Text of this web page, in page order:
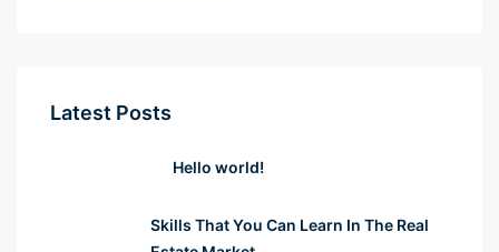
Latest Posts
Hello world!
Skills That You Can Learn In The Real